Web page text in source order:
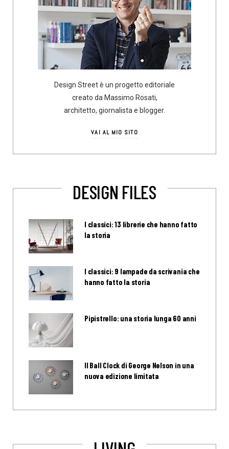
Design Street è un progetto editoriale
creato da Massimo Rosati,
architetto, giornalista e blogger.
VAI AL MIO SITO
DESIGN FILES
I classici: 13 librerie che hanno fatto
la storia
I classici: 9 lampade da scrivania che
hanno fatto la storia
Pipistrello: una storia lunga 60 anni
Il Ball Clock di George Nelson in una
nuova edizione limitata